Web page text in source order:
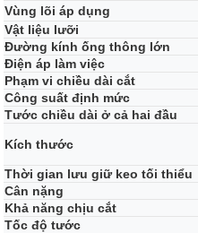
Vùng lõi áp dụng
Vật liệu lưỡi
Đường kính ống thông lớn
Điện áp làm việc
Phạm vi chiều dài cắt
Công suất định mức
Tước chiều dài ở cả hai đầu
Kích thước
Thời gian lưu giữ keo tối thiểu
Cân nặng
Khả năng chịu cắt
Tốc độ tước